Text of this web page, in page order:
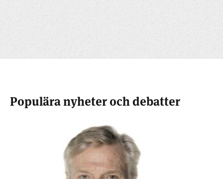
Populära nyheter och debatter